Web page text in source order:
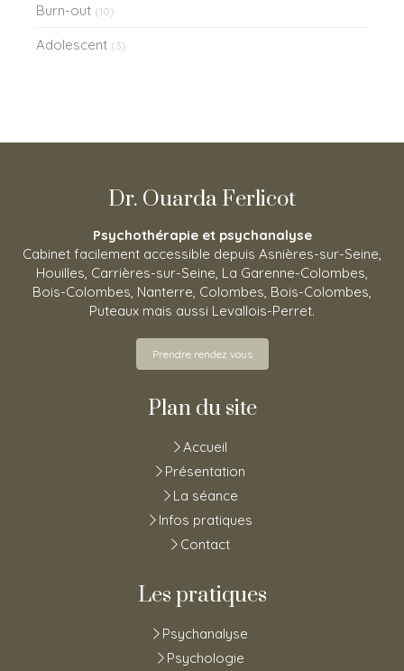
Burn-out (10)
Adolescent (3)
Dr. Ouarda Ferlicot
Psychothérapie et psychanalyse
Cabinet facilement accessible depuis Asnières-sur-Seine,
Houilles, Carrières-sur-Seine, La Garenne-Colombes,
Bois-Colombes, Nanterre, Colombes, Bois-Colombes,
Puteaux mais aussi Levallois-Perret.
Prendre rendez vous
Plan du site
Accueil
Présentation
La séance
Infos pratiques
Contact
Les pratiques
Psychanalyse
Psychologie